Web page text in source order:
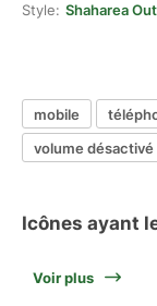
Style: Shaharea
mobile
volume désactivé
Icônes ayant
Voir plus